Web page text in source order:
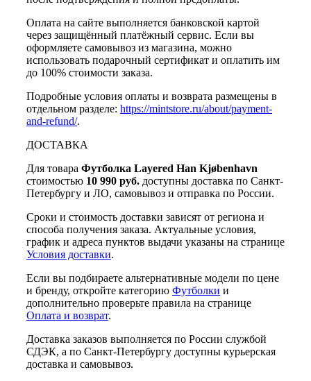
Оплата на сайте выполняется банковской картой
через защищённый платёжный сервис. Если вы
оформляете самовывоз из магазина, можно
использовать подарочный сертификат и оплатить им
до 100% стоимости заказа.
Подробные условия оплаты и возврата размещены в
отдельном разделе: https://mintstore.ru/about/payment-
and-refund/.
ДОСТАВКА
Для товара Футболка Layered Han Kjøbenhavn
стоимостью 10 990 руб. доступны доставка по Санкт-
Петербургу и ЛО, самовывоз и отправка по России.
Сроки и стоимость доставки зависят от региона и
способа получения заказа. Актуальные условия,
график и адреса пунктов выдачи указаны на странице
Условия доставки.
Если вы подбираете альтернативные модели по цене
и бренду, откройте категорию Футболки и
дополнительно проверьте правила на странице
Оплата и возврат.
Доставка заказов выполняется по России службой
СДЭК, а по Санкт-Петербургу доступны курьерская
доставка и самовывоз.